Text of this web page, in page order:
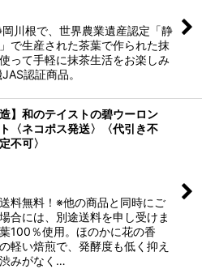
川根で、世界農業遺産認定「静
で生産された茶葉で作られた抹
って手軽に抹茶生活をお楽しみ
認証商品。
】和のテイストの碧ウーロン
〈ネコポス発送〉〈代引き不
不可〉
料無料！※他の商品と同時にご
合には、別途送料を申し受けま
100％使用。ほのかに花の香
軽い焙煎で、発酵度も低く抑え
みがなく…